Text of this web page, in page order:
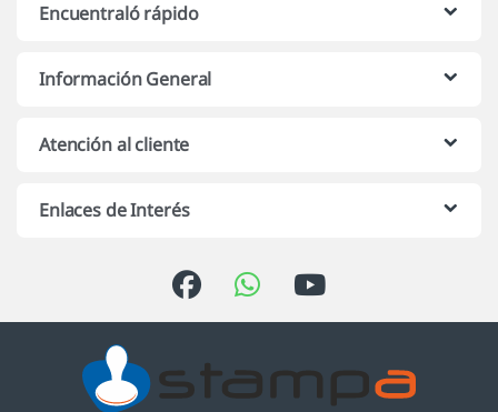
Encuentraló rápido
Información General
Atención al cliente
Enlaces de Interés